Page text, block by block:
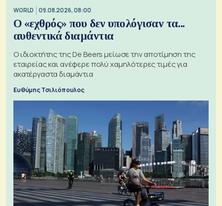
WORLD 09.08.2026, 08:00
Ο «εχθρός» που δεν υπολόγισαν τα...
αυθεντικά διαμάντια
Ο ιδιοκτήτης της De Beers μείωσε την αποτίμηση της
εταιρείας και ανέφερε πολύ χαμηλότερες τιμές για
ακατέργαστα διαμάντια
Ευθύμης Τσιλιόπουλος